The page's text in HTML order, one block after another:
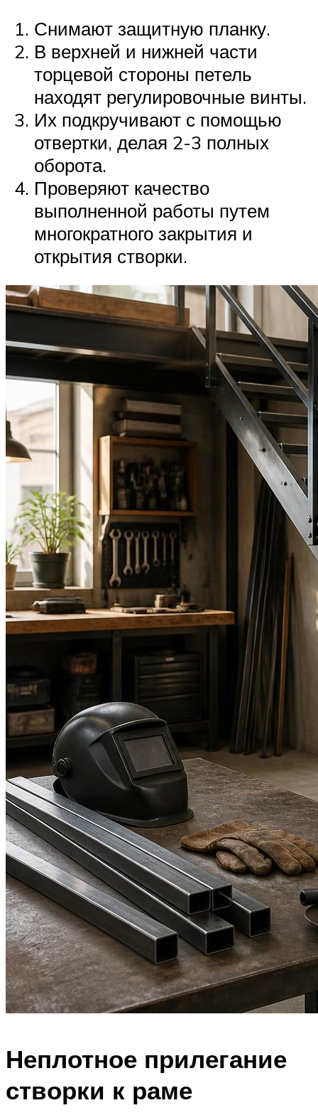
Снимают защитную планку.
В верхней и нижней части
торцевой стороны петель
находят регулировочные винты.
Их подкручивают с помощью
отвертки, делая 2-3 полных
оборота.
Проверяют качество
выполненной работы путем
многократного закрытия и
открытия створки.
Неплотное прилегание
створки к раме